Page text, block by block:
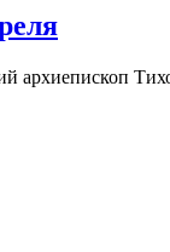
архиепископ